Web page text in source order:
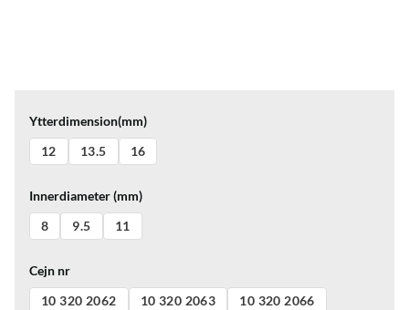
Ytterdimension(mm)
12
13.5 16
Innerdiameter (mm)
8
9.5 11
Cejn nr
10 320 2062
10 320 2063 10 320 2066